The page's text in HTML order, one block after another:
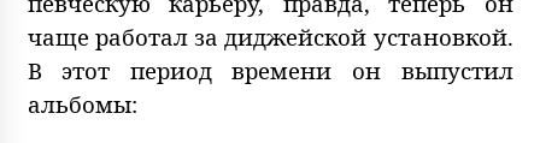
чаще работал за диджейской установкой.
В этот период времени он выпустил
альбомы: